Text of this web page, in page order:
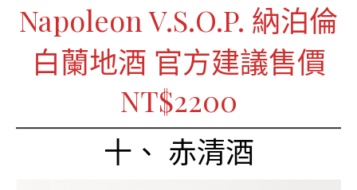
Napoleon V.S.O.P. 納泊倫
白蘭地酒 官方建議售價
NT$2200
十、 赤清酒